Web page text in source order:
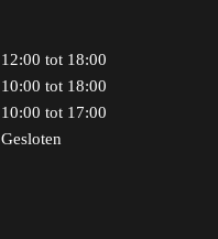
12:00 tot 18:00
10:00 tot 18:00
10:00 tot 17:00
Gesloten